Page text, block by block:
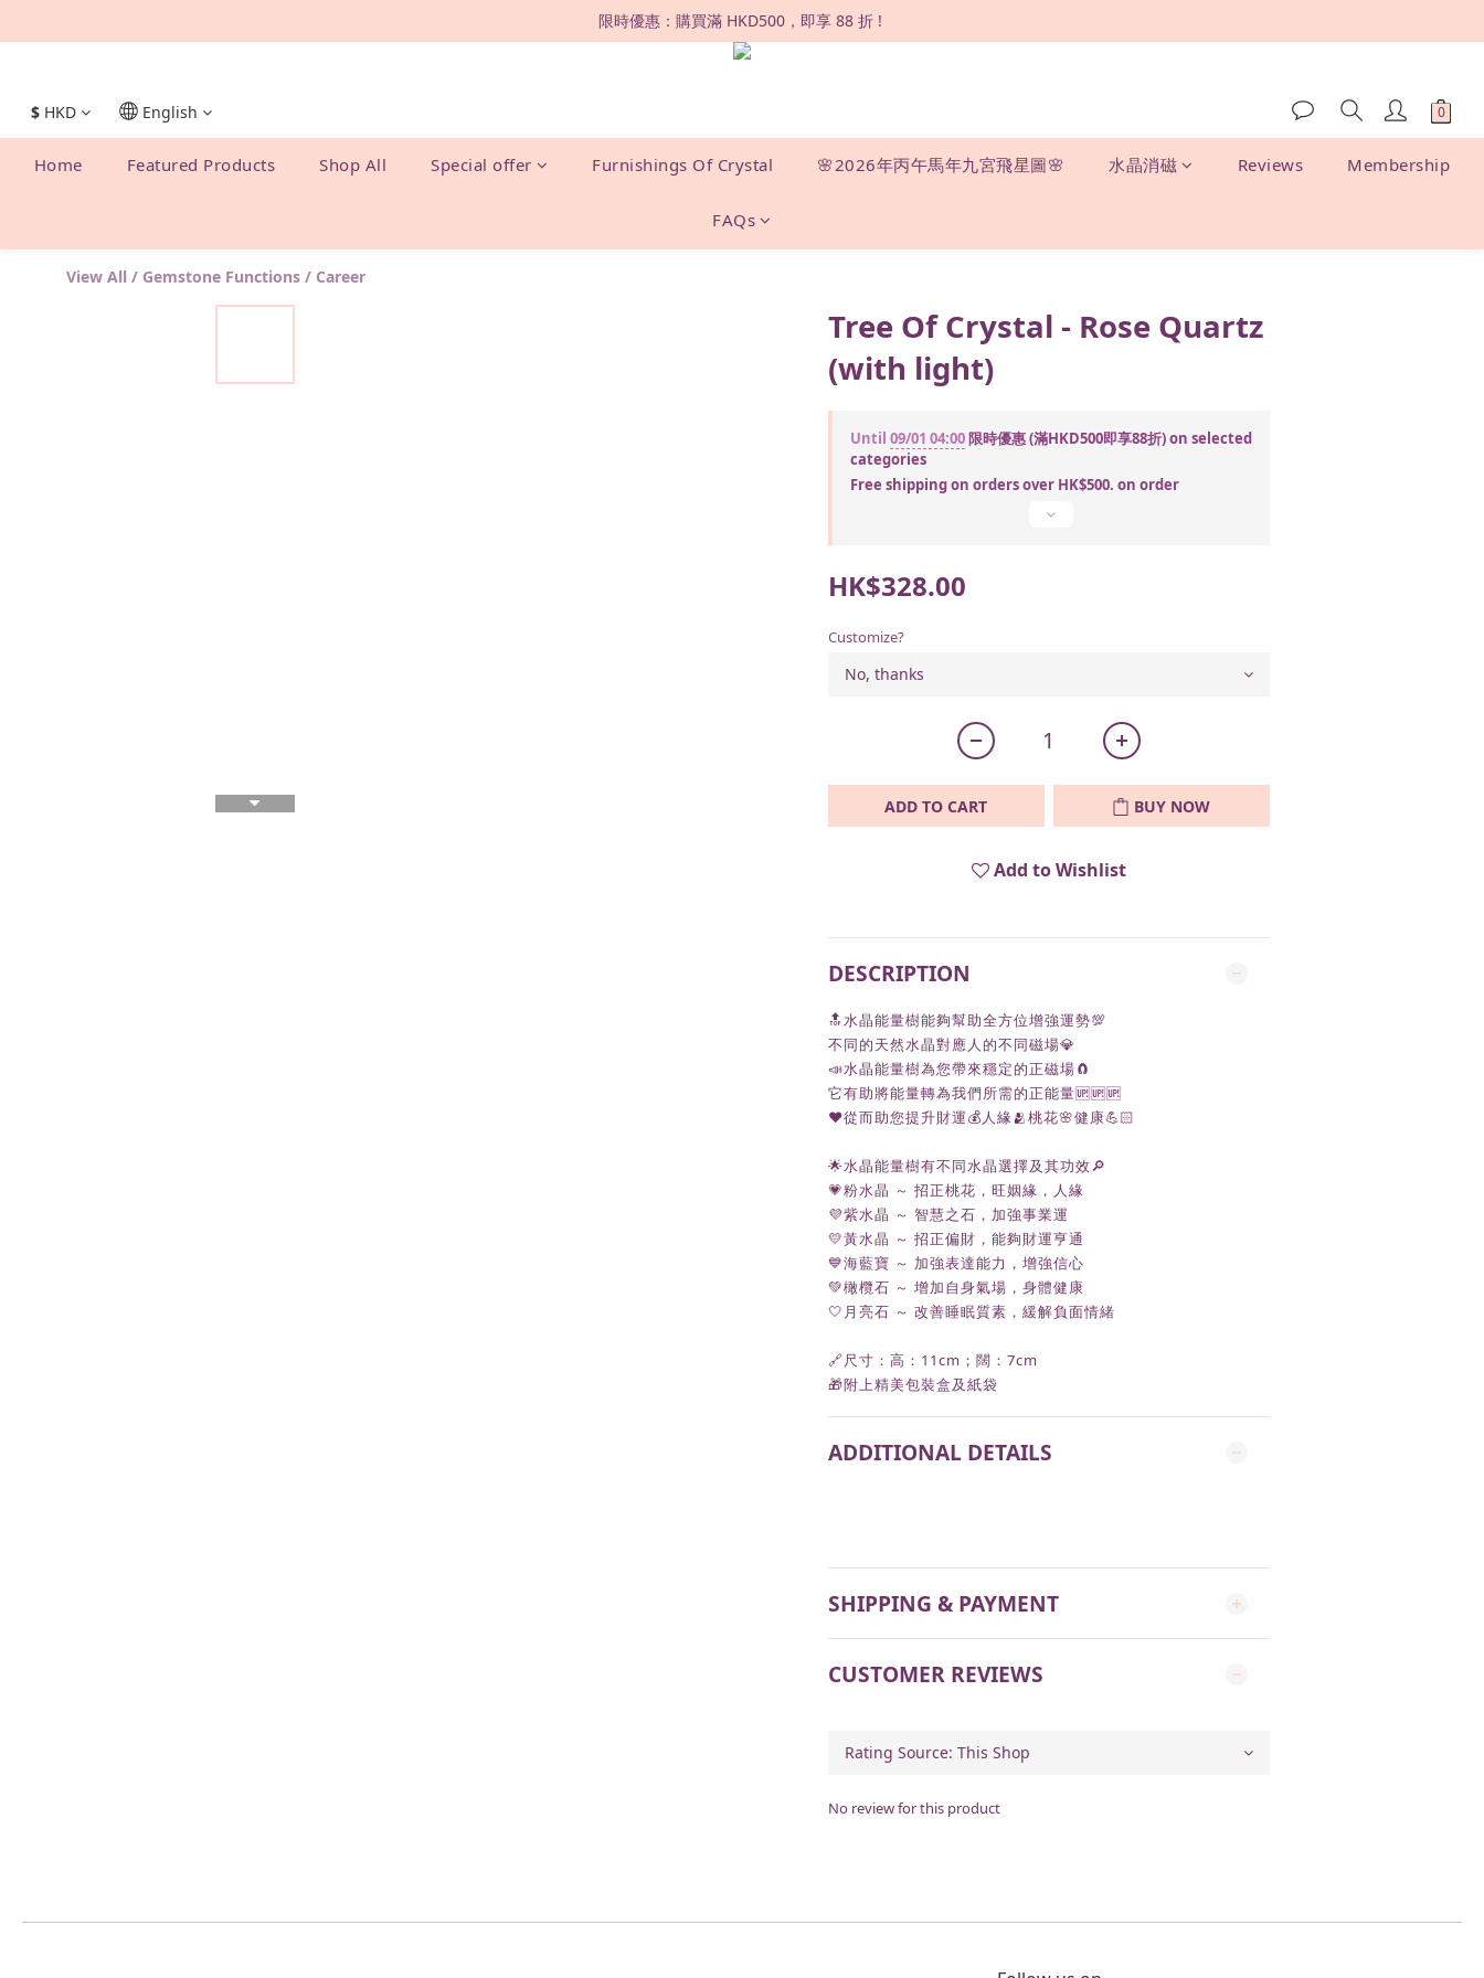
限時優惠：購買滿 HKD500，即享 88 折 !
限時優惠：購買滿 HKD500，即享 88 折 !
▸購買滿HKD500，即享全港免運費 | 全球直送✈️◂
$ HKD English
Home Featured Products Shop All Special offer Furnishings Of Crystal 🌸2026年丙午馬年九宮飛星圖🌸 水晶消磁 Reviews Membership
FAQs
View All / Gemstone Functions / Career
Tree Of Crystal - Rose Quartz
(with light)
Until 09/01 04:00限時優惠 (滿HKD500即享88折) on selected
categories
Free shipping on orders over HK$500. on order
HK$328.00
Customize?
ADD TO CART BUY NOW
Add to Wishlist
DESCRIPTION
🔝水晶能量樹能夠幫助全方位增強運勢💯
不同的天然水晶對應人的不同磁場💎
📣水晶能量樹為您帶來穩定的正磁場🧲
它有助將能量轉為我們所需的正能量🆙🆙🆙
♥️從而助您提升財運💰人緣🫂桃花🌸健康💪🏻
🌟水晶能量樹有不同水晶選擇及其功效🔎
💗粉水晶 ～ 招正桃花，旺姻緣，人緣
💜紫水晶 ～ 智慧之石，加強事業運
💛黃水晶 ～ 招正偏財，能夠財運亨通
💙海藍寶 ～ 加強表達能力，增強信心
💚橄欖石 ～ 增加自身氣場，身體健康
🤍月亮石 ～ 改善睡眠質素，緩解負面情緒
🔗尺寸：高：11cm；闊：7cm
🎁附上精美包裝盒及紙袋
ADDITIONAL DETAILS
SHIPPING & PAYMENT
CUSTOMER REVIEWS
No review for this product